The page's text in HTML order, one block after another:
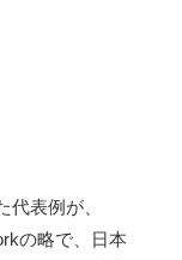
表例が、
の略で、日本